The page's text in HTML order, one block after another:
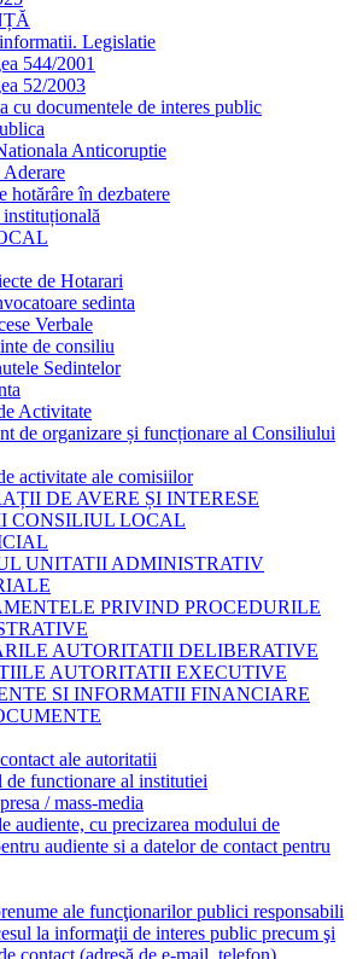
Legislatie
544/2001
52/2003
cu documentele de interes public
Anticoruptie
hotărâre în dezbatere
de Hotarari
sedinta
Verbale
de consiliu
Sedintelor
Activitate
de organizare și funcționare al Consiliului
activitate ale comisiilor
DE AVERE ȘI INTERESE
CONSILIUL LOCAL
UNITATII ADMINISTRATIV
PRIVIND PROCEDURILE
AUTORITATII DELIBERATIVE
AUTORITATII EXECUTIVE
SI INFORMATII FINANCIARE
ale autoritatii
de functionare al institutiei
/ mass-media
audiente, cu precizarea modului de
audiente si a datelor de contact pentru
ale funcţionarilor publici responsabili
la informaţii de interes public precum şi